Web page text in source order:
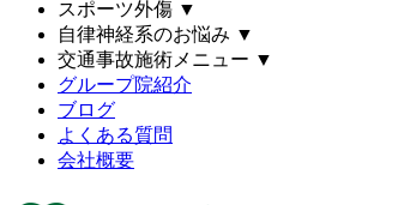
スポーツ外傷 ▼
自律神経系のお悩み ▼
交通事故施術メニュー ▼
グループ院紹介
ブログ
よくある質問
会社概要